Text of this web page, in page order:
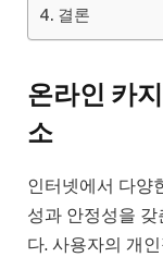
결론
온라인 카
소
인터넷에서 다양
성과 안정성을 갖
다. 사용자의 개